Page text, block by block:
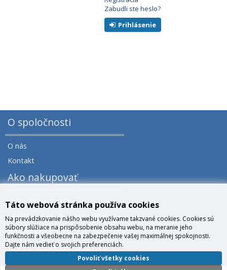
Zabudli ste heslo?
Prihlásenie
O spoločnosti
O nás
Kontakt
Ako nakupovať
Veľkoobchod a zľavy
Všeobecné obchodné podmienky
Správa cookies
Prečo nakúpiť u nás?
Táto webová stránka používa cookies
Na prevádzkovanie nášho webu využívame takzvané cookies. Cookies sú
súbory slúžiace na prispôsobenie obsahu webu, na meranie jeho
funkčnosti a všeobecne na zabezpečenie vašej maximálnej spokojnosti.
Dajte nám vedieť o svojich preferenciách.
Povoliť všetky cookies